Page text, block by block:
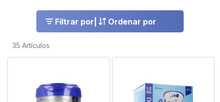
35 Artículos
Filtrar por Ordenar por